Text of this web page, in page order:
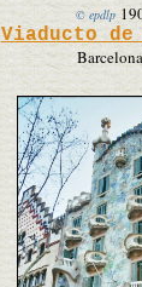
© epdlp
Viaducto de